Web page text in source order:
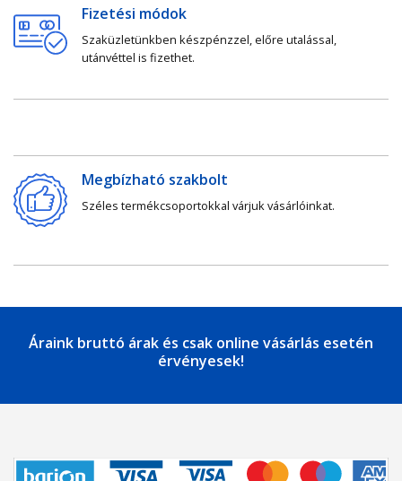
Fizetési módok
Szaküzletünkben készpénzzel, előre utalással,
utánvéttel is fizethet.
Megbízható szakbolt
Széles termékcsoportokkal várjuk vásárlóinkat.
Áraink bruttó árak és csak online vásárlás esetén
érvényesek!